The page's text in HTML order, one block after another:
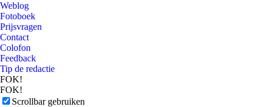
Weblog
Fotoboek
Prijsvragen
Contact
Colofon
Feedback
Tip de redactie
FOK!
FOK!
Scrollbar gebruiken